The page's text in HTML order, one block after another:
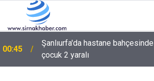
00:36 BARIŞ ÇIĞLIĞININ MİLADI MI